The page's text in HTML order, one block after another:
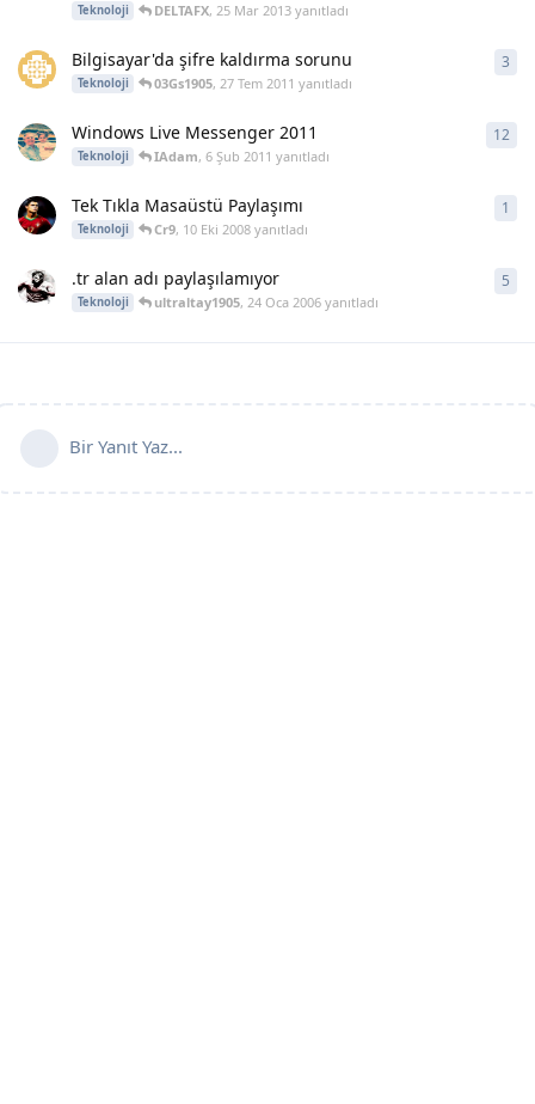
Teknoloji DELTAFX,25 Mar 2013 yanıtladı
Bilgisayar'da şifre kaldırma sorunu
Teknoloji 03Gs1905,27 Tem 2011 yanıtladı
3
Windows Live Messenger 2011
Teknoloji IAdam,6 Şub 2011 yanıtladı
12
Tek Tıkla Masaüstü Paylaşımı
Teknoloji Cr9, 10 Eki 2008 yanıtladı
1
.tr alan adı paylaşılamıyor
Teknoloji ultraltay1905,24 Oca 2006 yanıtladı
5
Bir Yanıt Yaz...